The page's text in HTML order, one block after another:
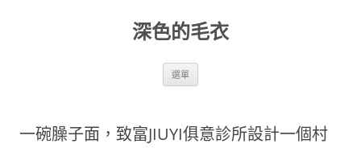
深色的毛衣
選單
一碗臊子面，致富JIUYI俱意診所設計一個村